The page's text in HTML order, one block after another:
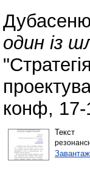
один із
конф, 17-
Текст